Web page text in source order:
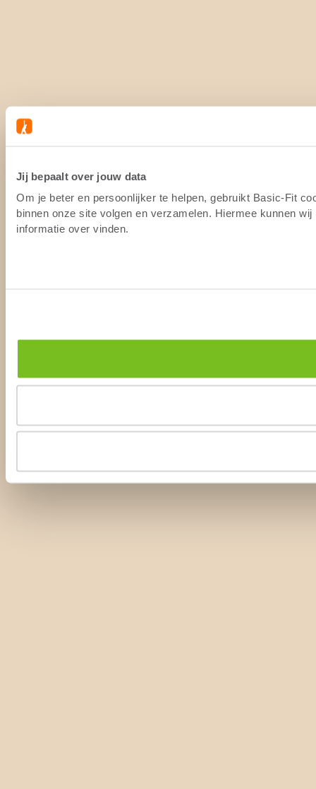
Jij bepaalt over jouw data
Om je beter en persoonlijker te helpen, gebruikt Basic-Fit
binnen onze site volgen en verzamelen. Hiermee kunnen
informatie over vinden.